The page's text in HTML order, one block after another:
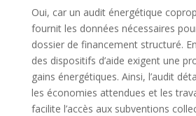
Oui, car un audit énergétique
fournit les données nécessaires
dossier de financement structuré.
des dispositifs d’aide exigent une
gains énergétiques. Ainsi, l’audit
les économies attendues et les
facilite l’accès aux subventions